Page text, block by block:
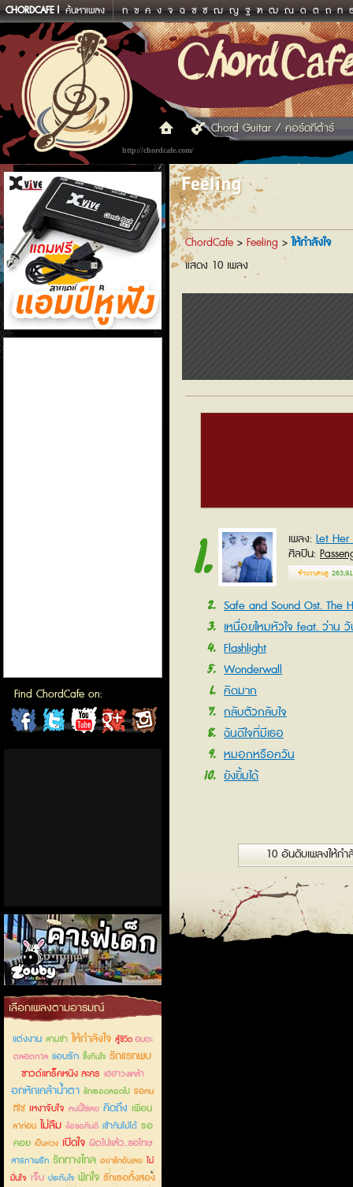
CHORDCAFE ค้นหาเพลง ก ข ค ง จ ฉ ช ซ ฌ ญ ฐ ฑ ฒ ณ ด ต ถ ท
http://chordcafe.com/
Chord Guitar / คอร์ดกีต้าร์
แอมป์หูฟัง
Find ChordCafe on:
ChordCafeChordCafeChordCafeChordCafe
คาเฟ่เด็กลำลูกกา
เลือกเพลงตามอารมณ์
แต่งงาน สามช่า ให้กำลังใจ สู้ชีวิตอมตะ
ตลอดกาล แอบรัก ซึ้งกินใจ รักแรกพบ
ซาวด์แทร็คหนัง ละคร เฮฮาวงเหล้า
อกหักเคล้าน้ำตา รักเธอตลอดไป รอคน
ที่ใช่ เหงาจับใจ คนนี้ใช่เลย คิดถึง เพื่อน
ลาก่อน ไม่ลืม ง้อขอคืนดี เข้ากันไม่ได้ รอ
คอย เป็นห่วง เปิดใจ ผิดไปแล้ว..ขอโทษ
สารภาพรัก รักทางไกล อย่ารักฉันเลย ไม่
มั่นใจ เจ็บ ประทับใจ พักใจ รักเธอทั้งสอง
Feeling
ChordCafe > Feeling > ให้กำลังใจ
แสดง 10 เพลง
1 เพลง Let
ศิลปิน
จำนวนคนดู
2
Safe and Sound Ost. The
Games
3 เหนื่อยไหมหัวใจ feat. ว่าน
4 Flashlight
5 Wonderwall
6 คิดมาก
7 กลับตัวกลับใจ
8 ฉันดีใจที่มีเธอ
9 หมอกหรือควัน
10 ยังยิ้มได้
10 อันดับเพลงให้กำ